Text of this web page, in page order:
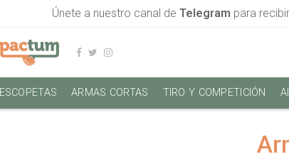
Únete a nuestro canal de Telegram para
ESCOPETAS ARMAS CORTAS TIRO Y COMPETICIÓN